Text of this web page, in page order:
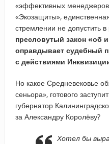
«эффективных
«Экозащиты»,
стремлении не допустить
пресловутый закон «об
оправдывает судебный
с действиями
Но какое Средневековье
сеньора», готового
губернатор
за Александру Королёву?
Хотел бы